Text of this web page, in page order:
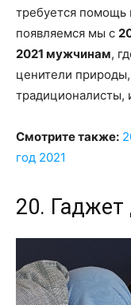
требуется помощь
появляемся мы с
2021 мужчинам,
ценители
традиционалисты,
Смотрите также:
год 2021
20. Гаджет